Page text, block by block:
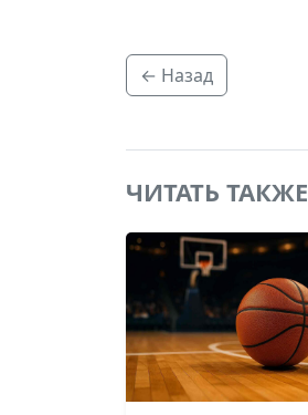
← Назад
ЧИТАТЬ ТАКЖЕ